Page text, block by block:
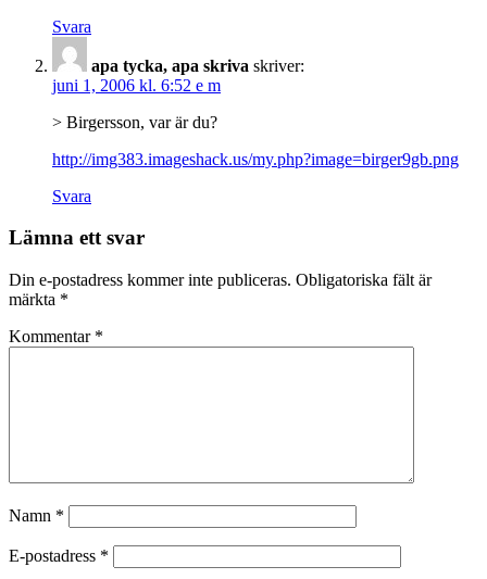
Svara
apa tycka, apa skriva skriver:
juni 1, 2006 kl. 6:52 e m
> Birgersson, var är du?
http://img383.imageshack.us/my.php?image=birger9gb.png
Svara
Lämna ett svar
Din e-postadress kommer inte publiceras. Obligatoriska fält är
märkta *
Kommentar *
Namn *
E-postadress *